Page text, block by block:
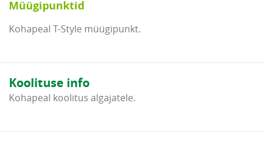
Müügipunktid
Kohapeal T-Style müügipunkt.
Koolituse info
Kohapeal koolitus algajatele.